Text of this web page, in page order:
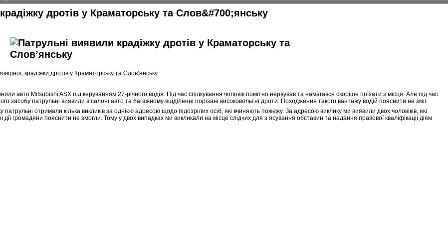
дротів у Краматорську та Слов&#700;янську
крадіжки дротів у Краматорську та Словʼянську.
авто Mitsubishi ASX під керуванням 27-річного водія. Під час спілкування чоловік помітно нервував та намагався скоріше поїхати з місця. Але під час
засобу патрульні виявили в салоні авто та багажному відділенні порізані високовольтні дроти. Походження такого вантажу водій пояснити не зміг.
отримали кілька викликів за однією адресою щодо підозрілих осіб, які вчиняють пожежу. За адресою виклику ми виявили двох чоловіків, які
громадяни пояснити не змогли. Тому у двох випадках ми викликали на місце слідчих для з’ясування обставин та надання правової кваліфікації діям